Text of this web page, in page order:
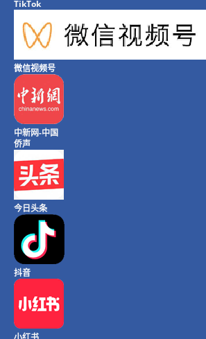
TikTok
微信视频号
中新网-中国
侨声
今日头条
抖音